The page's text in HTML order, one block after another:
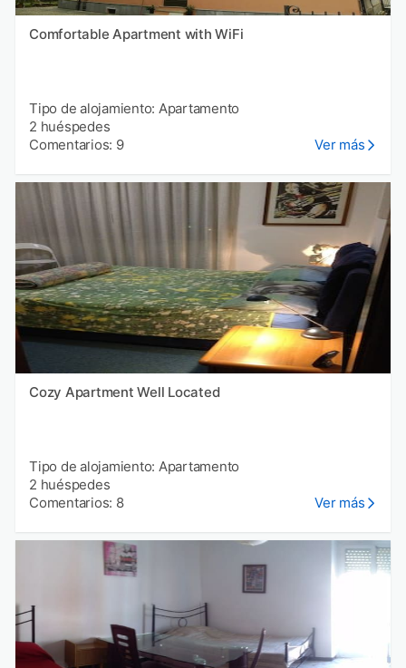
Comfortable Apartment with WiFi
Tipo de alojamiento: Apartamento
2 huéspedes
Comentarios: 9
Ver más
Cozy Apartment Well Located
Tipo de alojamiento: Apartamento
2 huéspedes
Comentarios: 8
Ver más